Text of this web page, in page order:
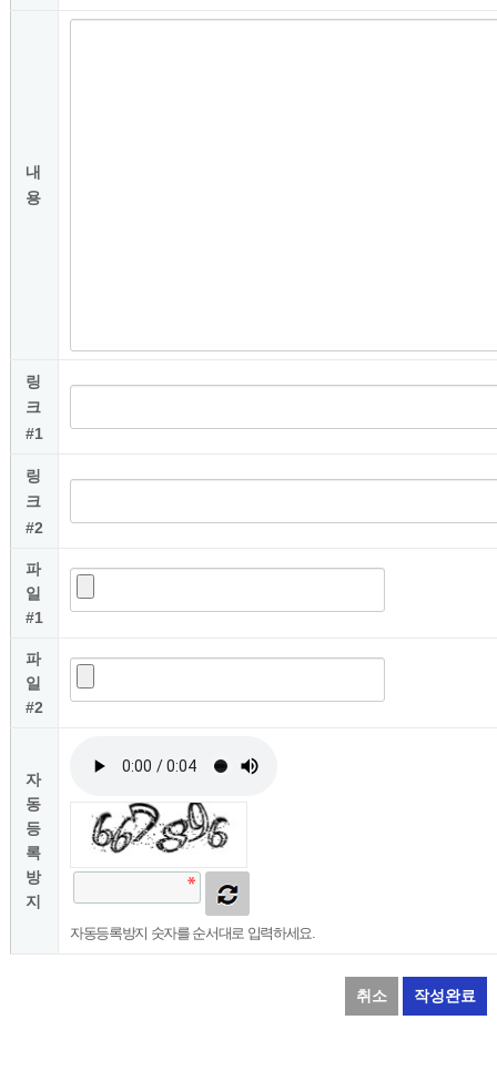
내
용
링
크
#1
링
크
#2
파
일
#1
파
일
#2
자
동
등
록
방
지
자동등록방지 숫자를 순서대로 입력하세요.
취소